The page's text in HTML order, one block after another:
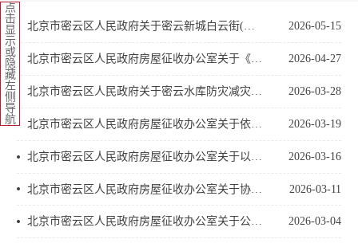
点
击
显
示
或
隐
藏
左
侧
导
航
北京市密云区人民政府关于密云新城白云街(云秀路-车站路)道路工程项目的房屋征收决定 2026-05-15
北京市密云区人民政府房屋征收办公室关于《密云东门社区文化休闲公园项目房屋征收补偿方案（征求意见稿）》征求意见的公告 2026-04-27
北京市密云区人民政府关于密云水库防灾减灾及蓄水能力提升工程沙河地块配套九年一贯制学校建设工程项目的房屋征收决定 2026-03-28
北京市密云区人民政府房屋征收办公室关于依法选定密云东门社区文化休闲公园项目房屋征收房地产价格评估机构结果的公告 2026-03-19
2026-03-16
北京市密云区人民政府房屋征收办公室关于协商投票选定密云东门社区文化休闲公园项目房屋征收房地产价格评估机构的通知 2026-03-11
北京市密云区人民政府房屋征收办公室关于公开选定密云东门社区文化休闲公园项目房屋征收房地产价格评估机构报名事宜的通知 2026-03-04